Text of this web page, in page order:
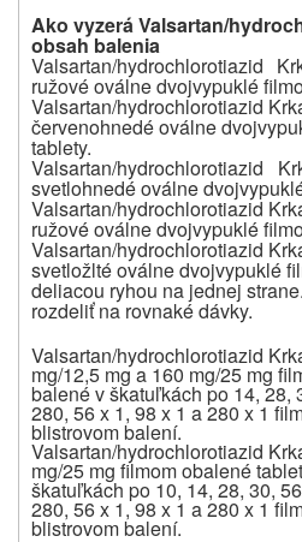
Ako vyzerá Valsartan/
obsah balenia
Valsartan/hydrochlorotiazid
ružové oválne dvojvypuklé
Valsartan/hydrochlorotiazid
červenohnedé oválne
tablety.
Valsartan/hydrochlorotiazid
svetlohnedé oválne
Valsartan/hydrochlorotiazid
ružové oválne dvojvypuklé
Valsartan/hydrochlorotiazid
svetložlté oválne dvojvypuklé
deliacou ryhou na jednej
rozdeliť na rovnaké dávky.
Valsartan/hydrochlorotiazid
mg/12,5 mg a 160 mg/25 mg
balené v škatuľkách po 14, 28,
280, 56 x 1, 98 x 1 a 280 x 1
blistrovom balení.
Valsartan/hydrochlorotiazid
mg/25 mg filmom obalené
škatuľkách po 10, 14, 28, 30,
280, 56 x 1, 98 x 1 a 280 x 1
blistrovom balení.